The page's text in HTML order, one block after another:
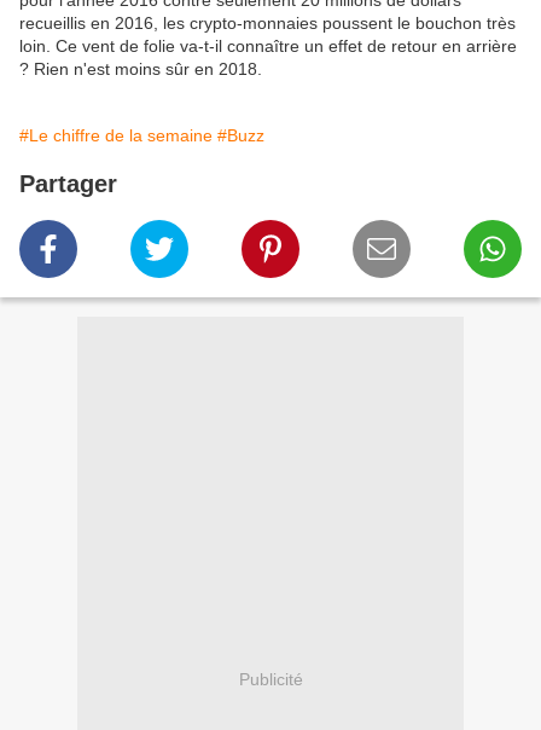
recueillis en 2016, les crypto-monnaies poussent le bouchon très
loin. Ce vent de folie va-t-il connaître un effet de retour en arrière
? Rien n'est moins sûr en 2018.
#Le chiffre de la semaine #Buzz
Partager
Publicité